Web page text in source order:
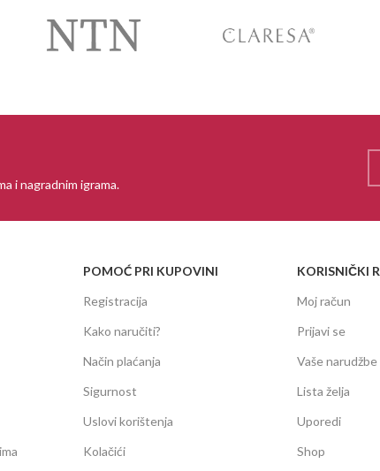
i nagradnim igrama.
POMOĆ PRI KUPOVINI
Registracija
Kako naručiti?
Način plaćanja
Sigurnost
Uslovi korištenja
Kolačići
KORISNIČKI
Moj račun
Prijavi se
Vaše narudžbe
Lista želja
Uporedi
Shop